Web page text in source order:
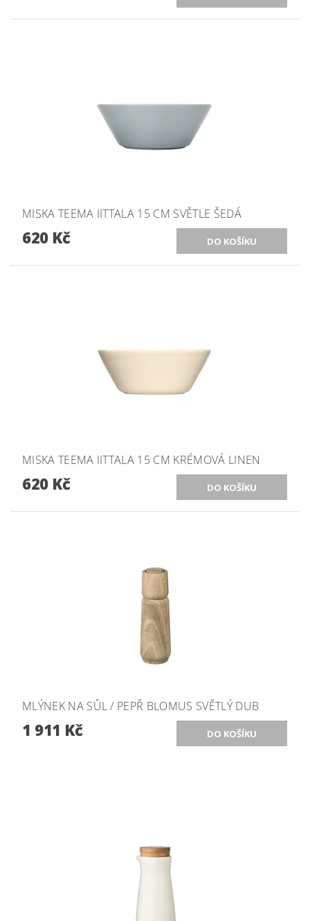
MISKA TEEMA IITTALA 15 CM SVĚTLE ŠEDÁ
620 Kč
MISKA TEEMA IITTALA 15 CM KRÉMOVÁ LINEN
620 Kč
MLÝNEK NA SŮL / PEPŘ BLOMUS SVĚTLÝ DUB
1 911 Kč